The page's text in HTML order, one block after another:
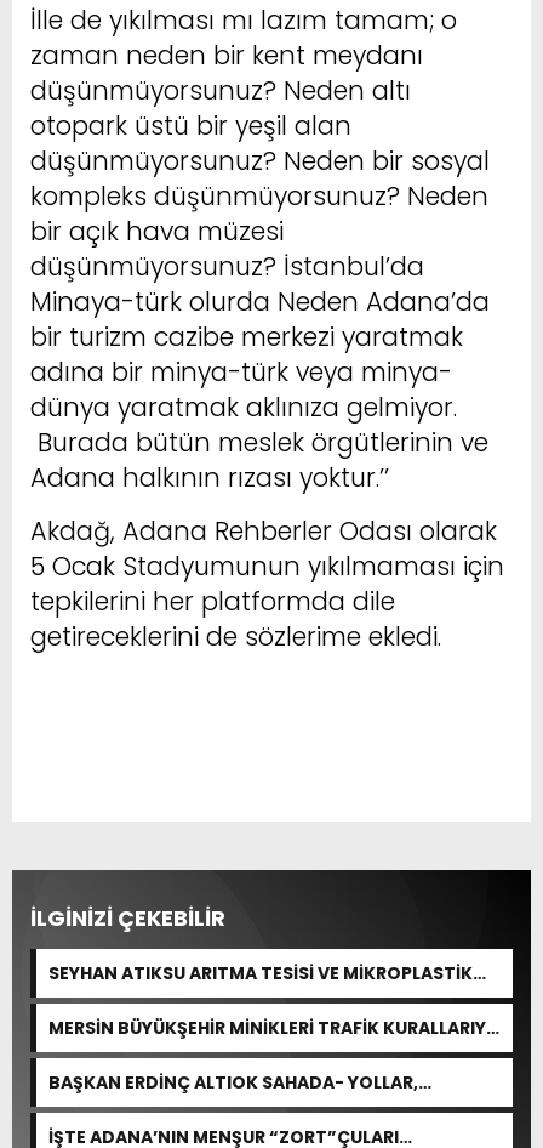
İlle de yıkılması mı lazım tamam; o
zaman neden bir kent meydanı
düşünmüyorsunuz? Neden altı
otopark üstü bir yeşil alan
düşünmüyorsunuz? Neden bir sosyal
kompleks düşünmüyorsunuz? Neden
bir açık hava müzesi
düşünmüyorsunuz? İstanbul’da
Minaya-türk olurda Neden Adana’da
bir turizm cazibe merkezi yaratmak
adına bir minya-türk veya minya-
dünya yaratmak aklınıza gelmiyor.
Burada bütün meslek örgütlerinin ve
Adana halkının rızası yoktur.’’
Akdağ, Adana Rehberler Odası olarak
5 Ocak Stadyumunun yıkılmaması için
tepkilerini her platformda dile
getireceklerini de sözlerime ekledi.
İLGİNİZİ ÇEKEBİLİR
SEYHAN ATIKSU ARITMA TESİSİ VE MİKROPLASTİK
KİRLİLİĞİNE İLİŞKİN AÇIKLAMA
MERSİN BÜYÜKŞEHİR MİNİKLERİ TRAFİK KURALLARIYLA
BULUŞTURDU
BAŞKAN ERDİNÇ ALTIOK SAHADA- YOLLAR,
KALDIRIMLAR YENİLENİYOR
İŞTE ADANA’NIN MENŞUR “ZORT”ÇULARI…